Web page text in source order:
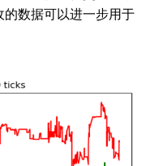
数据可以进一步用于